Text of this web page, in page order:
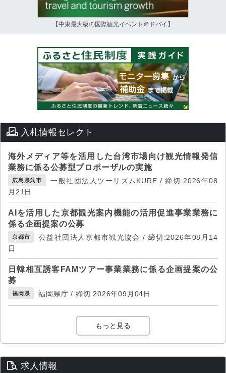
【中東最大級の国際観光イベント＠ドバイ】
入札情報セレクト
海外メディア等を活用した台湾市場向け観光情報発信
業務に係る公募型プロポーザルの実施
広島県呉市
一般社団法人ツーリズムKURE / 締切:2026年08
月21日
AIを活用した京都観光案内機能の活用促進事業業務に
係る企画提案の公募
京都市
公益社団法人京都市観光協会 / 締切:2026年08月14
日
日韓相互誘客FAMツアー事業業務に係る企画提案の公
募
福岡県 福岡県庁 / 締切:2026年09月04日
もっと見る
求人情報